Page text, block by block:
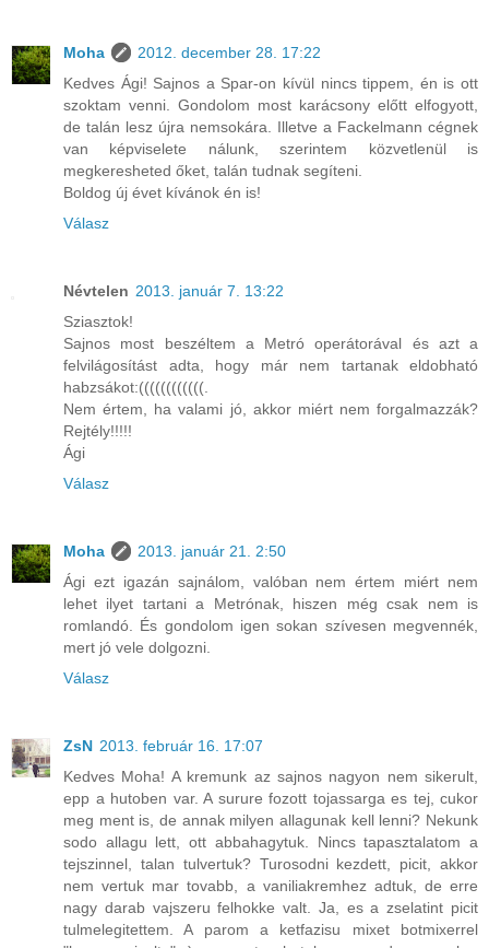
Moha
2012. december 28. 17:22
Kedves Ági! Sajnos a Spar-on kívül nincs tippem, én is ott
szoktam venni. Gondolom most karácsony előtt elfogyott,
de talán lesz újra nemsokára. Illetve a Fackelmann cégnek
van képviselete nálunk, szerintem közvetlenül is
megkeresheted őket, talán tudnak segíteni.
Boldog új évet kívánok én is!
Válasz
Névtelen 2013. január 7. 13:22
Sziasztok!
Sajnos most beszéltem a Metró operátorával és azt a
felvilágosítást adta, hogy már nem tartanak eldobható
habzsákot:((((((((((((.
Nem értem, ha valami jó, akkor miért nem forgalmazzák?
Rejtély!!!!!
Ági
Válasz
Moha
2013. január 21. 2:50
Ági ezt igazán sajnálom, valóban nem értem miért nem
lehet ilyet tartani a Metrónak, hiszen még csak nem is
romlandó. És gondolom igen sokan szívesen megvennék,
mert jó vele dolgozni.
Válasz
ZsN 2013. február 16. 17:07
Kedves Moha! A kremunk az sajnos nagyon nem sikerult,
epp a hutoben var. A surure fozott tojassarga es tej, cukor
meg ment is, de annak milyen allagunak kell lenni? Nekunk
sodo allagu lett, ott abbahagytuk. Nincs tapasztalatom a
tejszinnel, talan tulvertuk? Turosodni kezdett, picit, akkor
nem vertuk mar tovabb, a vaniliakremhez adtuk, de erre
nagy darab vajszeru felhokke valt. Ja, es a zselatint picit
tulmelegitettem. A parom a ketfazisu mixet botmixerrel